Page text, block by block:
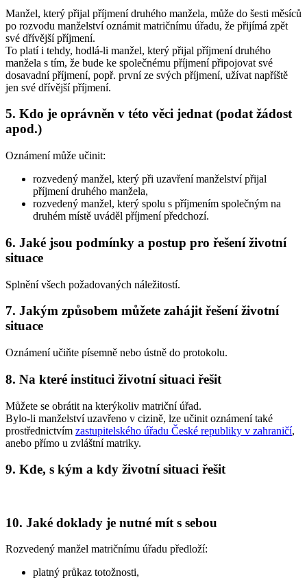
Manžel, který přijal příjmení druhého manžela, může do šesti měsíců
po rozvodu manželství oznámit matričnímu úřadu, že přijímá zpět
své dřívější příjmení.
To platí i tehdy, hodlá-li manžel, který přijal příjmení druhého
manžela s tím, že bude ke společnému příjmení připojovat své
dosavadní příjmení, popř. první ze svých příjmení, užívat napříště
jen své dřívější příjmení.
5. Kdo je oprávněn v této věci jednat (podat žádost
apod.)
Oznámení může učinit:
rozvedený manžel, který při uzavření manželství přijal
příjmení druhého manžela,
rozvedený manžel, který spolu s příjmením společným na
druhém místě uváděl příjmení předchozí.
6. Jaké jsou podmínky a postup pro řešení životní
situace
Splnění všech požadovaných náležitostí.
7. Jakým způsobem můžete zahájit řešení životní
situace
Oznámení učiňte písemně nebo ústně do protokolu.
8. Na které instituci životní situaci řešit
Můžete se obrátit na kterýkoliv matriční úřad.
Bylo-li manželství uzavřeno v cizině, lze učinit oznámení také
prostřednictvím zastupitelského úřadu České republiky v zahraničí,
anebo přímo u zvláštní matriky.
9. Kde, s kým a kdy životní situaci řešit
10. Jaké doklady je nutné mít s sebou
Rozvedený manžel matričnímu úřadu předloží:
platný průkaz totožnosti,